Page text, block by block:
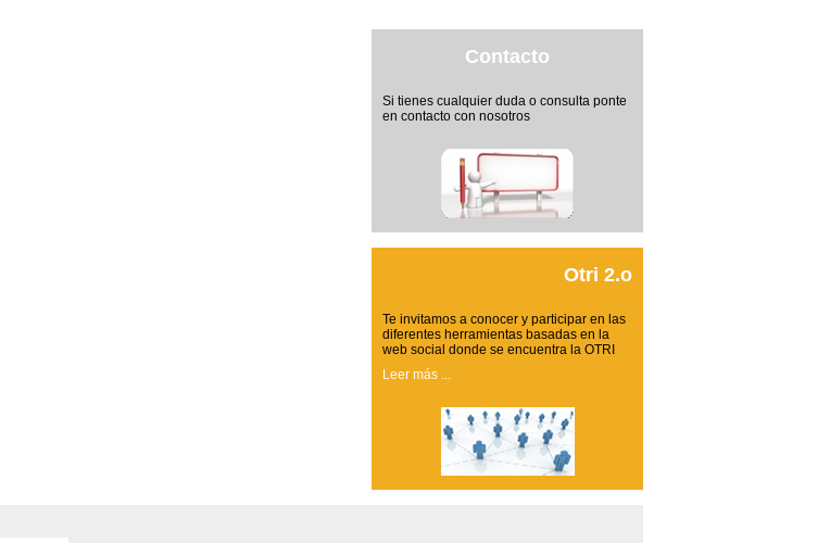
Contacto
Si tienes cualquier duda o consulta ponte
en contacto con nosotros
Otri 2.o
Te invitamos a conocer y participar en las
diferentes herramientas basadas en la
web social donde se encuentra la OTRI
Leer más ...